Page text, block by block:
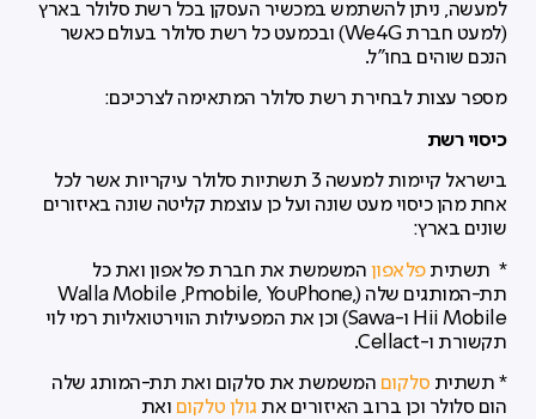
למעשה, ניתן להשתמש במכשיר העסקן בכל רשת סלולר בארץ
(למעט חברת We4G) ובכמעט כל רשת סלולר בעולם כאשר
הנכם שוהים בחו"ל.
מספר עצות לבחירת רשת סלולר המתאימה לצרכיכם:
כיסוי רשת
בישראל קיימות למעשה 3 תשתיות סלולר עיקריות אשר לכל
אחת מהן כיסוי מעט שונה ועל כן עוצמת קליטה שונה באיזורים
שונים בארץ:
* תשתיתפלאפון המשמשת את חברת פלאפון ואת כל
תת-המותגים שלה (Walla Mobile ,Pmobile, YouPhone,
Hii Mobile ו-Sawa) וכן את המפעילות הווירטואליות רמי לוי
תקשורת ו-Cellact.
* תשתית סלקום המשמשת את סלקום ואת תת-המותג שלה
הום סלולר וכן ברוב האיזורים את גולן טלקום ואת